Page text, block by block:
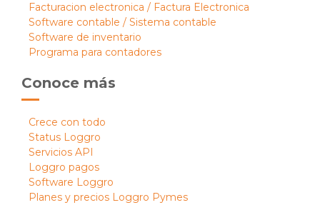
Facturacion electronica / Factura Electronica
Software contable / Sistema contable
Software de inventario
Programa para contadores
Conoce más
Crece con todo
Status Loggro
Servicios API
Loggro pagos
Software Loggro
Planes y precios Loggro Pymes